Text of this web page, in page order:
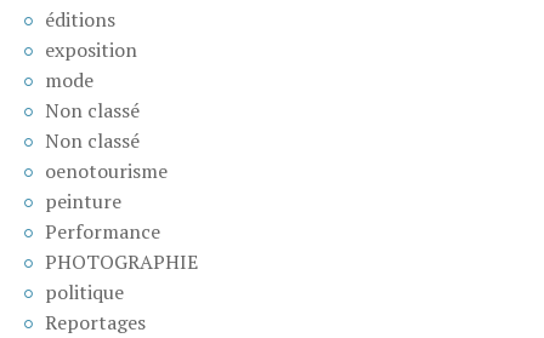
éditions
exposition
mode
Non classé
Non classé
oenotourisme
peinture
Performance
PHOTOGRAPHIE
politique
Reportages